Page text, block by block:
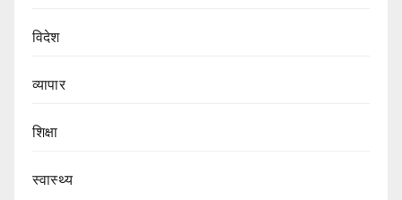
विदेश
व्यापार
शिक्षा
स्वास्थ्य